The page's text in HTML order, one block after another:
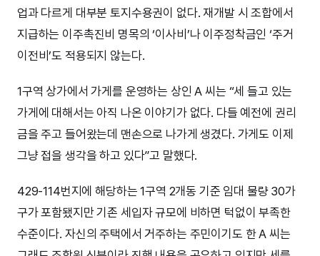
업과 다르게 대부분 토지수용권이 없다. 재개발 시 조합에서
지급하는 이주촉진비 명목의 ‘이사비’나 이주정착금인 ‘주거
이전비’도 적용되지 않는다.
1구역 상가에서 가게를 운영하는 상인 A 씨는 “세 들고 있는
가게에 대해서는 아직 나온 이야기가 없다. 다들 예전에 권리
금을 주고 들어왔는데 맨손으로 나가게 생겼다. 가게도 이제
그냥 접을 생각을 하고 있다”고 말했다.
429-114번지에 해당하는 1구역 2개동 기준 임대 물량 30가
구가 포함됐지만 기존 세입자 규모에 비하면 턱없이 부족한
수준이다. 자신의 주택에서 거주하는 주민이기도 한 A 씨는